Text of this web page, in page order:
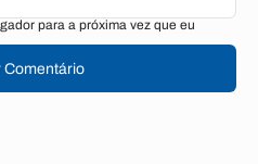
para a próxima vez que eu
Comentário